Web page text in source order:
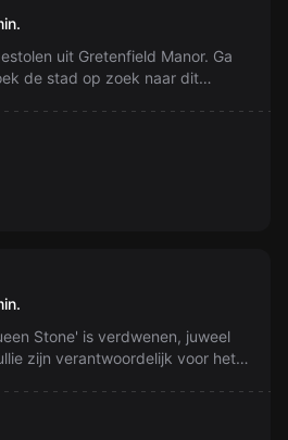
uit Gretenfield Manor. Ga
de stad op zoek naar dit
Stone' is verdwenen, juweel
zijn verantwoordelijk voor het